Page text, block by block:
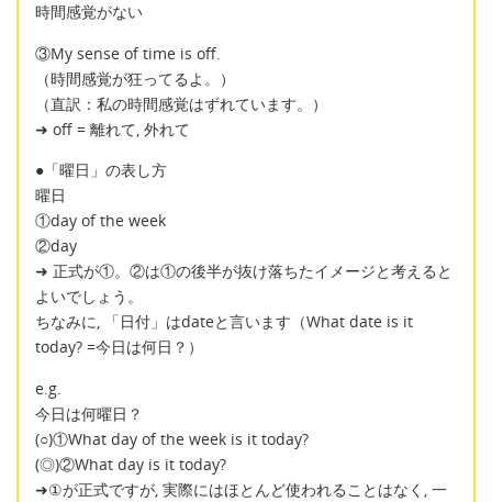
時間感覚がない
③My sense of time is off.
（時間感覚が狂ってるよ。）
（直訳：私の時間感覚はずれています。）
➜ off = 離れて, 外れて
●「曜日」の表し方
曜日
①day of the week
②day
➜ 正式が①。②は①の後半が抜け落ちたイメージと考えると
よいでしょう。
ちなみに, 「日付」はdateと言います（What date is it
today? =今日は何日？）
e.g.
今日は何曜日？
(○)①What day of the week is it today?
(◎)②What day is it today?
➜①が正式ですが, 実際にはほとんど使われることはなく, 一